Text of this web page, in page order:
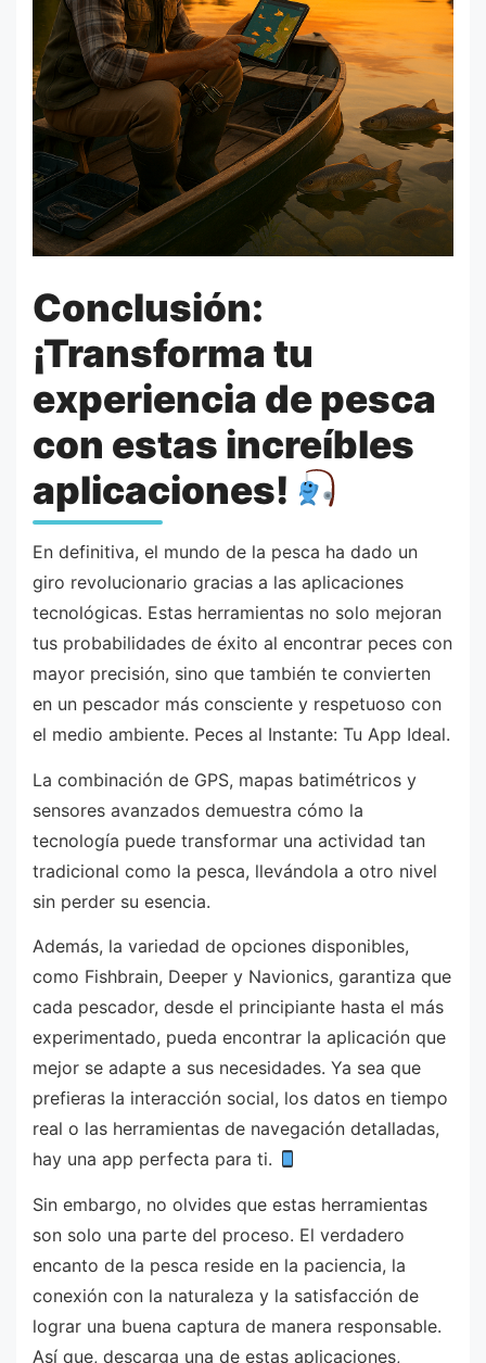
Conclusión:
¡Transforma tu
experiencia de pesca
con estas increíbles
aplicaciones!
En definitiva, el mundo de la pesca ha dado un
giro revolucionario gracias a las aplicaciones
tecnológicas. Estas herramientas no solo mejoran
tus probabilidades de éxito al encontrar peces con
mayor precisión, sino que también te convierten
en un pescador más consciente y respetuoso con
el medio ambiente. Peces al Instante: Tu App Ideal.
La combinación de GPS, mapas batimétricos y
sensores avanzados demuestra cómo la
tecnología puede transformar una actividad tan
tradicional como la pesca, llevándola a otro nivel
sin perder su esencia.
Además, la variedad de opciones disponibles,
como Fishbrain, Deeper y Navionics, garantiza que
cada pescador, desde el principiante hasta el más
experimentado, pueda encontrar la aplicación que
mejor se adapte a sus necesidades. Ya sea que
prefieras la interacción social, los datos en tiempo
real o las herramientas de navegación detalladas,
hay una app perfecta para ti.
Sin embargo, no olvides que estas herramientas
son solo una parte del proceso. El verdadero
encanto de la pesca reside en la paciencia, la
conexión con la naturaleza y la satisfacción de
lograr una buena captura de manera responsable.
Así que, descarga una de estas aplicaciones,